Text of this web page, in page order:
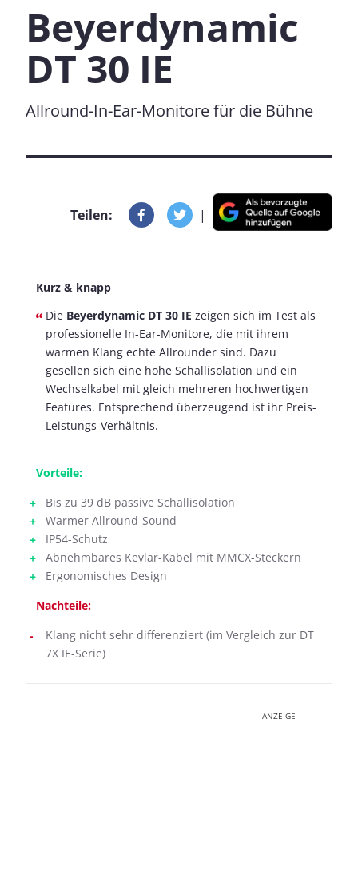
Beyerdynamic
DT 30 IE
Allround-In-Ear-Monitore für die Bühne
Teilen: |
Kurz & knapp
Die Beyerdynamic DT 30 IE zeigen sich im Test als
professionelle In-Ear-Monitore, die mit ihrem
warmen Klang echte Allrounder sind. Dazu
gesellen sich eine hohe Schallisolation und ein
Wechselkabel mit gleich mehreren hochwertigen
Features. Entsprechend überzeugend ist ihr Preis-
Leistungs-Verhältnis.
Vorteile:
Bis zu 39 dB passive Schallisolation
Warmer Allround-Sound
IP54-Schutz
Abnehmbares Kevlar-Kabel mit MMCX-Steckern
Ergonomisches Design
Nachteile:
Klang nicht sehr differenziert (im Vergleich zur DT
7X IE-Serie)
ANZEIGE